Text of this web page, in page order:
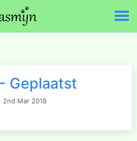
Geplaatst
2nd Mar 2018